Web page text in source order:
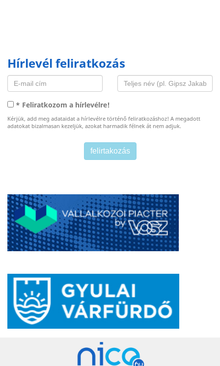
Hírlevél feliratkozás
* Feliratkozom a hírlevélre!
Kérjük, add meg adataidat a hírlevélre történő feliratkozáshoz! A megadott
adatokat bizalmasan kezeljük, azokat harmadik félnek át nem adjuk.